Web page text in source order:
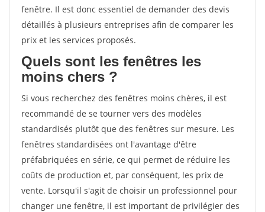
fenêtre. Il est donc essentiel de demander des devis
détaillés à plusieurs entreprises afin de comparer les
prix et les services proposés.
Quels sont les fenêtres les
moins chers ?
Si vous recherchez des fenêtres moins chères, il est
recommandé de se tourner vers des modèles
standardisés plutôt que des fenêtres sur mesure. Les
fenêtres standardisées ont l'avantage d'être
préfabriquées en série, ce qui permet de réduire les
coûts de production et, par conséquent, les prix de
vente. Lorsqu'il s'agit de choisir un professionnel pour
changer une fenêtre, il est important de privilégier des